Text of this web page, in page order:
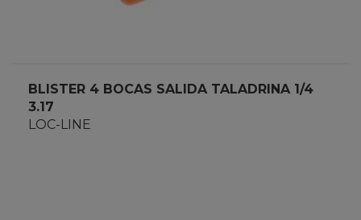
BLISTER 4 BOCAS SALIDA TALADRINA 1/4
3.17
LOC-LINE